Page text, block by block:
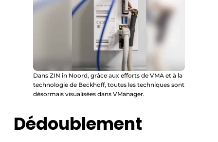
Dans ZIN in Noord, grâce aux efforts de VMA et à la
technologie de Beckhoff, toutes les techniques sont
désormais visualisées dans VManager.
Dédoublement